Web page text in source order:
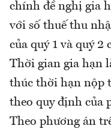
chính đề nghị gia
với số thuế thu
của quý 1 và quý
Thời gian gia hạn
thúc thời hạn nộp
theo quy định của
Theo phương án